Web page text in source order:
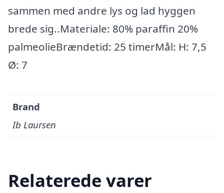
sammen med andre lys og lad hyggen
brede sig..Materiale: 80% paraffin 20%
palmeolieBrændetid: 25 timerMål: H: 7,5
Ø: 7
Brand
Ib Laursen
Relaterede varer